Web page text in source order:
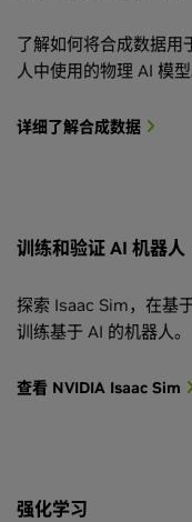
了解如何将合成数据用
人中使用的物理 AI 模型
详细了解合成数据
训练和验证 AI 机器人
探索 Isaac Sim，在基
训练基于 AI 的机器人。
查看 NVIDIA Isaac Sim
强化学习